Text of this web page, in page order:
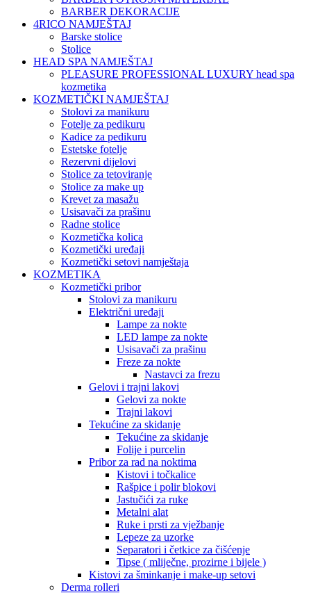
BARBER DEKORACIJE
4RICO NAMJEŠTAJ
Barske stolice
Stolice
HEAD SPA NAMJEŠTAJ
PLEASURE PROFESSIONAL LUXURY head spa
kozmetika
KOZMETIČKI NAMJEŠTAJ
Stolovi za manikuru
Fotelje za pedikuru
Kadice za pedikuru
Estetske fotelje
Rezervni dijelovi
Stolice za tetoviranje
Stolice za make up
Krevet za masažu
Usisavači za prašinu
Radne stolice
Kozmetička kolica
Kozmetički uređaji
Kozmetički setovi namještaja
KOZMETIKA
Kozmetički pribor
Stolovi za manikuru
Električni uređaji
Lampe za nokte
LED lampe za nokte
Usisavači za prašinu
Freze za nokte
Nastavci za frezu
Gelovi i trajni lakovi
Gelovi za nokte
Trajni lakovi
Tekućine za skidanje
Tekućine za skidanje
Folije i purcelin
Pribor za rad na noktima
Kistovi i točkalice
Rašpice i polir blokovi
Jastučići za ruke
Metalni alat
Ruke i prsti za vježbanje
Lepeze za uzorke
Separatori i četkice za čišćenje
Tipse ( mliječne, prozirne i bijele )
Kistovi za šminkanje i make-up setovi
Derma rolleri